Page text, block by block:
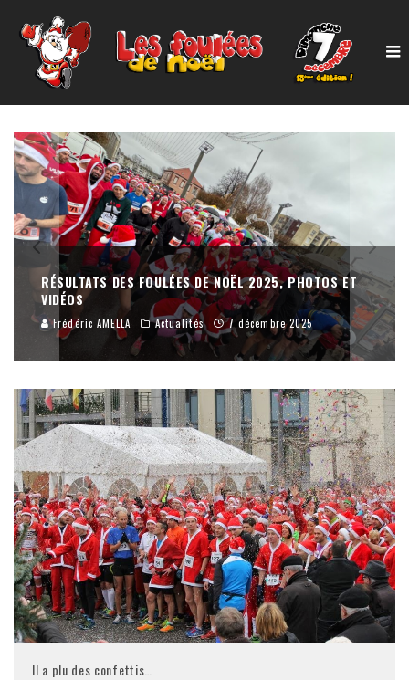
PROLONGATION DES INSCRIPTIONS !!
Frédéric AMELLA Actualités 6 décembre 2025
Il a plu des confettis…